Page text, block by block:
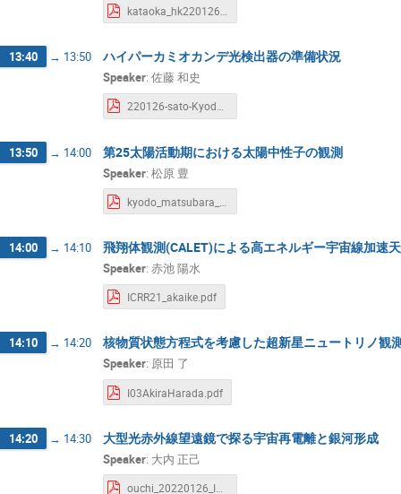
kataoka_hk220126_kyodo.pdf
13:40 → 13:50 ハイパーカミオカンデ光検出器の準備状況
Speaker: 佐藤 和史
220126-sato-KyodoRiyo-HKPMT_v2.pdf
13:50 → 14:00 第25太陽活動期における太陽中性子の観測
Speaker: 松原 豊
14:00 → 14:10 飛翔体観測(CALET)による高エネルギー宇宙線加速
Speaker: 赤池 陽水
ICRR21_akaike.pdf
14:10 → 14:20 核物質状態方程式を考慮した超新星ニュートリノ観
Speaker: 原田 了
I03AkiraHarada.pdf
14:20 → 14:30 大型光赤外線望遠鏡で探る宇宙再電離と銀河形成
Speaker: 大内 正己